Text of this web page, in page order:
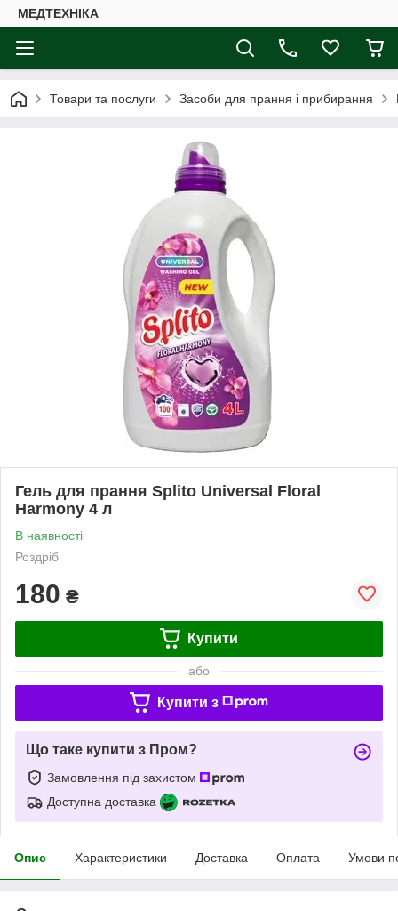
МЕДТЕХНІКА
Товари та послуги Засоби для прання і прибирання
Гель для прання Splito Universal Floral
Harmony 4 л
В наявності
Роздріб
180 ₴
Купити
або
Купити з
Що таке купити з Пром?
Замовлення під захистом
Доступна доставка
Опис Характеристики Доставка Оплата Умови